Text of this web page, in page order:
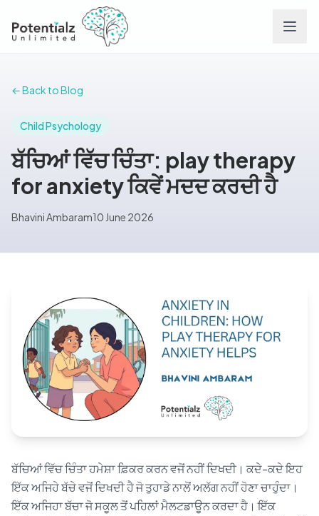
Careers
Blog
Book Appointment
← Back to Blog
Child Psychology
ਬੱਚਿਆਂ ਵਿੱਚ ਚਿੰਤਾ: play therapy
for anxiety ਕਿਵੇਂ ਮਦਦ ਕਰਦੀ ਹੈ
Bhavini Ambaram10 June 2026
ਬੱਚਿਆਂ ਵਿੱਚ ਚਿੰਤਾ ਹਮੇਸ਼ਾ ਫ਼ਿਕਰ ਕਰਨ ਵਜੋਂ ਨਹੀਂ ਦਿਖਦੀ। ਕਦੇ-ਕਦੇ ਇਹ
ਇੱਕ ਅਜਿਹੇ ਬੱਚੇ ਵਜੋਂ ਦਿਖਦੀ ਹੈ ਜੋ ਤੁਹਾਡੇ ਨਾਲੋਂ ਅਲੱਗ ਨਹੀਂ ਹੋਣਾ ਚਾਹੁੰਦਾ।
ਇੱਕ ਅਜਿਹਾ ਬੱਚਾ ਜੋ ਸਕੂਲ ਤੋਂ ਪਹਿਲਾਂ ਮੈਲਟਡਾਊਨ ਕਰਦਾ ਹੈ। ਇੱਕ